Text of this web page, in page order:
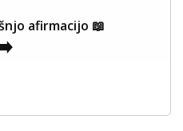
afirmacijo 📖